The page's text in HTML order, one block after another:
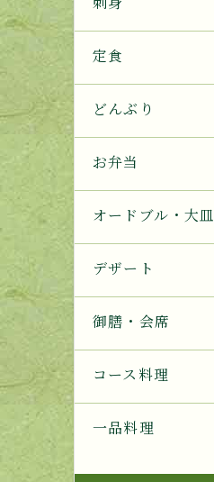
定食
どんぶり
お弁当
オードブル・大皿
デザート
御膳・会席
コース料理
一品料理